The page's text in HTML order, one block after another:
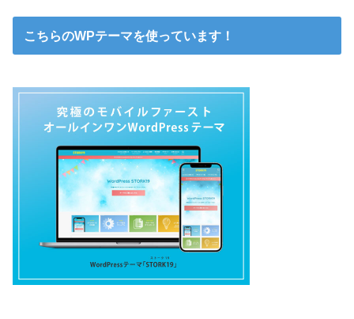
こちらのWPテーマを使っています！